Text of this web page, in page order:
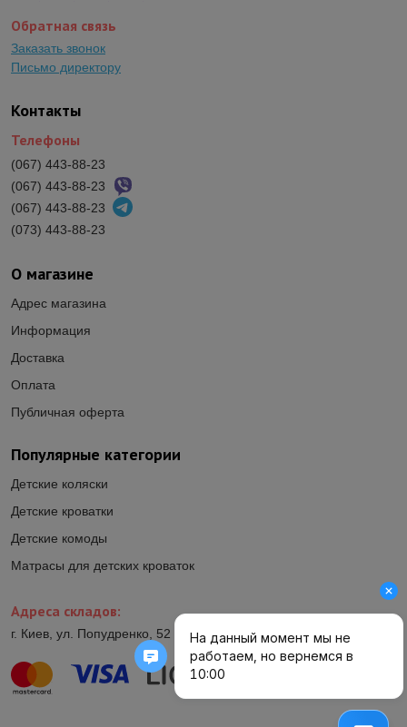
Популярные категории
Детские коляски
Детские кроватки
Детские комоды
Матрасы для детских кроваток
О магазине
Адрес магазина
Информация
Доставка
Оплата
Публичная оферта
Контакты
Телефоны
(067) 443-88-23
(067) 443-88-23
(067) 443-88-23
(073) 443-88-23
Адреса складов:
г. Киев, ул. Попудренко, 52 (ул.Гетьмана Павла Полуботка, 52)
Обратная связь
Заказать звонок
Письмо директору